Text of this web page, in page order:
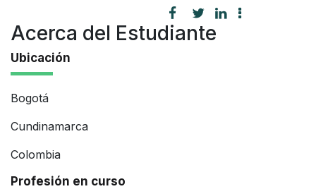
Acerca del Estudiante
Ubicación
Bogotá
Cundinamarca
Colombia
Profesión en curso